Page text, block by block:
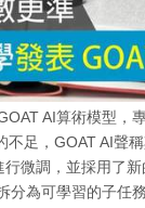
AI算術模型，
足，GOAT AI聲
微調，並採用了
分為可學習的子任